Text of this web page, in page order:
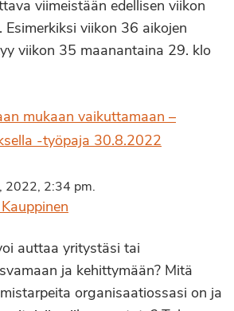
viimeistään edellisen viikon
Esimerkiksi viikon 36 aikojen
viikon 35 maanantaina 29. klo
mukaan vaikuttamaan –
-työpaja 30.8.2022
2022, 2:34 pm.
auttaa yritystäsi tai
ja kehittymään? Mitä
organisaatiossasi on ja